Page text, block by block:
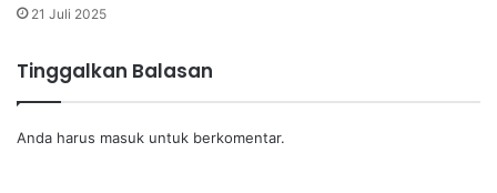
21 Juli 2025
Tinggalkan Balasan
Anda harus masuk untuk berkomentar.